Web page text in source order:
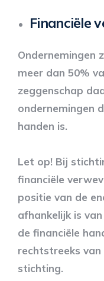
Financiële
Ondernemingen
meer dan 50%
zeggenschap
ondernemingen
handen is.
Let op! Bij
financiële
positie van de
afhankelijk is
de financiële
rechtstreeks van
stichting.